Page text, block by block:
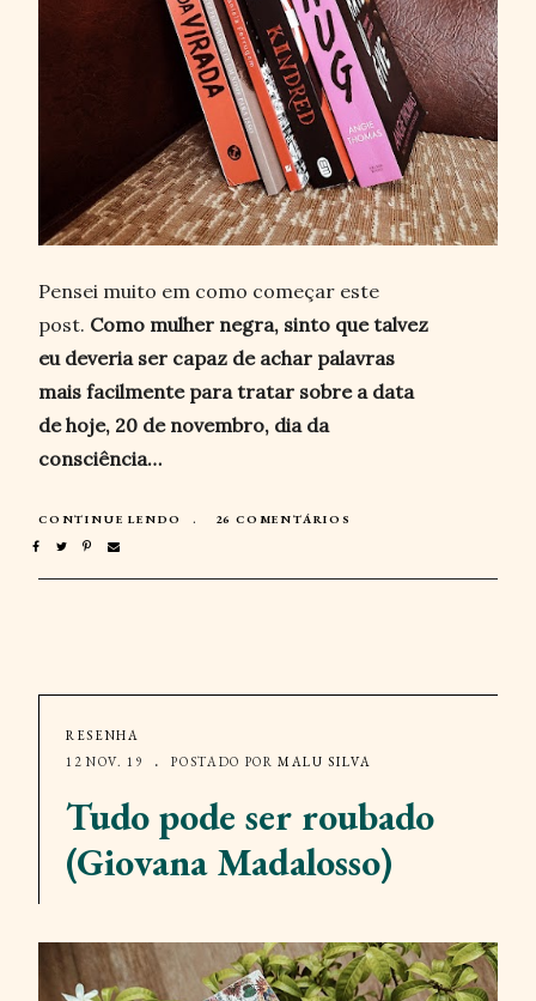
Pensei muito em como começar este
post. Como mulher negra, sinto que talvez
eu deveria ser capaz de achar palavras
mais facilmente para tratar sobre a data
de hoje, 20 de novembro, dia da
consciência…
CONTINUE LENDO 26 COMENTÁRIOS
RESENHA
12 NOV. 19
POSTADO PORMALU SILVA
Tudo pode ser roubado
(Giovana Madalosso)